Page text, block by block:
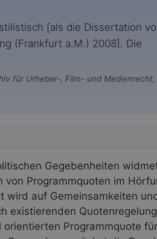
[als die Dissertation
(Frankfurt a.M.) 2008]. Die
für Urheber-, Film- und
Gegebenheiten
von Programmquoten im
wird auf Gemeinsamkeiten
existierenden
orientierten Programmquote